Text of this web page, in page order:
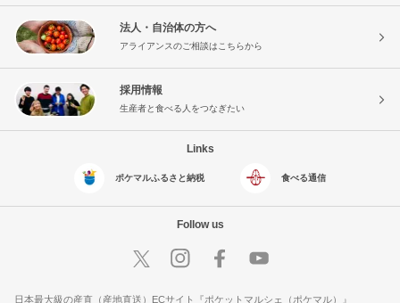
法人・自治体の方へ
アライアンスのご相談はこちらから
採用情報
生産者と食べる人をつなぎたい
Links
ポケマルふるさと納税 食べる通信
Follow us
日本最大級の産直（産地直送）ECサイト『ポケットマルシェ（ポケマル）』